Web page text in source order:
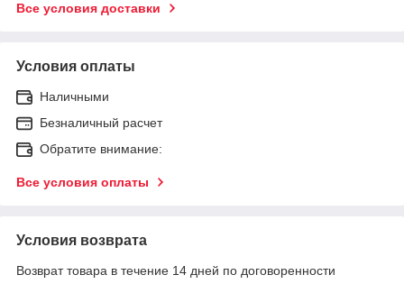
Все условия доставки
Условия оплаты
Наличными
Безналичный расчет
Обратите внимание:
Все условия оплаты
Условия возврата
Возврат товара в течение 14 дней по договоренности